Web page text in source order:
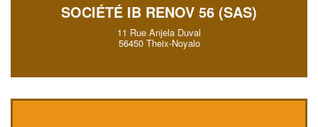
SOCIÉTÉ IB RENOV 56 (SAS)
11 Rue Anjela Duval
56450 Theix-Noyalo